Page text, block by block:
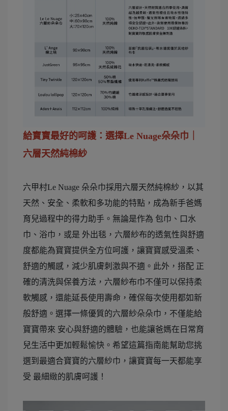
給寶寶最好的呵護：選擇Le Nuage朵朵巾｜
六層天然純棉紗
六甲村Le Nuage 朵朵巾採用六層天然純棉紗，以其
天然、安全、柔軟和多功能的特點，成為新手爸媽
育兒過程中的得力助手。無論是作為 包巾、口水
巾、浴巾，或是 外出毯，六層紗布的透氣性與舒適
度都能為寶寶提供全方位呵護，讓寶寶感受溫柔、
舒適的觸感，減少肌膚刺激與不適。此外，搭配 正
確的清洗與保養方法，六層紗布巾不僅可以保持柔
軟觸感，還能延長使用壽命，確保每次使用都如新
般舒適。選擇一條優質的六層紗朵朵巾，不僅能給
寶寶帶來 安心與舒適的體驗，也能讓爸媽在日常育
兒生活中更加輕鬆愉快。希望這篇指南能幫助您挑
選到最適合寶寶的六層紗巾，讓寶寶每一天都能享
受 最細緻的肌膚呵護！